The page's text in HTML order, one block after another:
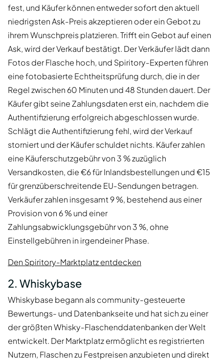
fest, und Käufer können entweder sofort den aktuell
niedrigsten Ask-Preis akzeptieren oder ein Gebot zu
ihrem Wunschpreis platzieren. Trifft ein Gebot auf einen
Ask, wird der Verkauf bestätigt. Der Verkäufer lädt dann
Fotos der Flasche hoch, und Spiritory-Experten führen
eine fotobasierte Echtheitsprüfung durch, die in der
Regel zwischen 60 Minuten und 48 Stunden dauert. Der
Käufer gibt seine Zahlungsdaten erst ein, nachdem die
Authentifizierung erfolgreich abgeschlossen wurde.
Schlägt die Authentifizierung fehl, wird der Verkauf
storniert und der Käufer schuldet nichts. Käufer zahlen
eine Käuferschutzgebühr von 3 % zuzüglich
Versandkosten, die €6 für Inlandsbestellungen und €15
für grenzüberschreitende EU-Sendungen betragen.
Verkäufer zahlen insgesamt 9 %, bestehend aus einer
Provision von 6 % und einer
Zahlungsabwicklungsgebühr von 3 %, ohne
Einstellgebühren in irgendeiner Phase.
Den Spiritory-Marktplatz entdecken
2. Whiskybase
Whiskybase begann als community-gesteuerte
Bewertungs- und Datenbankseite und hat sich zu einer
der größten Whisky-Flaschenddatenbanken der Welt
entwickelt. Der Marktplatz ermöglicht es registrierten
Nutzern, Flaschen zu Festpreisen anzubieten und direkt